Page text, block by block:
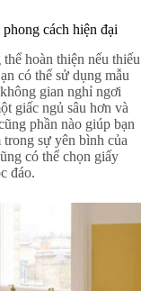
cách hiện đại
hoàn thiện nếu thiếu
có thể sử dụng mẫu
gian nghỉ ngơi
giấc ngủ sâu hơn và
phần nào giúp bạn
sự yên bình của
có thể chọn giấy
đáo.